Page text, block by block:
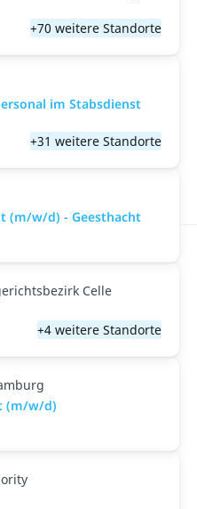
+70 weitere Standorte
im Stabsdienst
+31 weitere Standorte
(m/w/d) - Geesthacht
Celle
+4 weitere Standorte
(m/w/d)